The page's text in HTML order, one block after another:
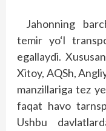
Jahonning
temir yo‘l
egallaydi.
Xitoy, AQSh,
manzillariga tez
faqat havo
Ushbu